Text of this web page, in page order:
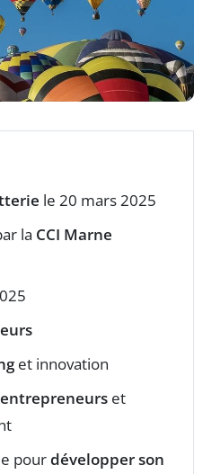
le 20 mars 2025
la CCI Marne
et innovation
et
pourdévelopper son